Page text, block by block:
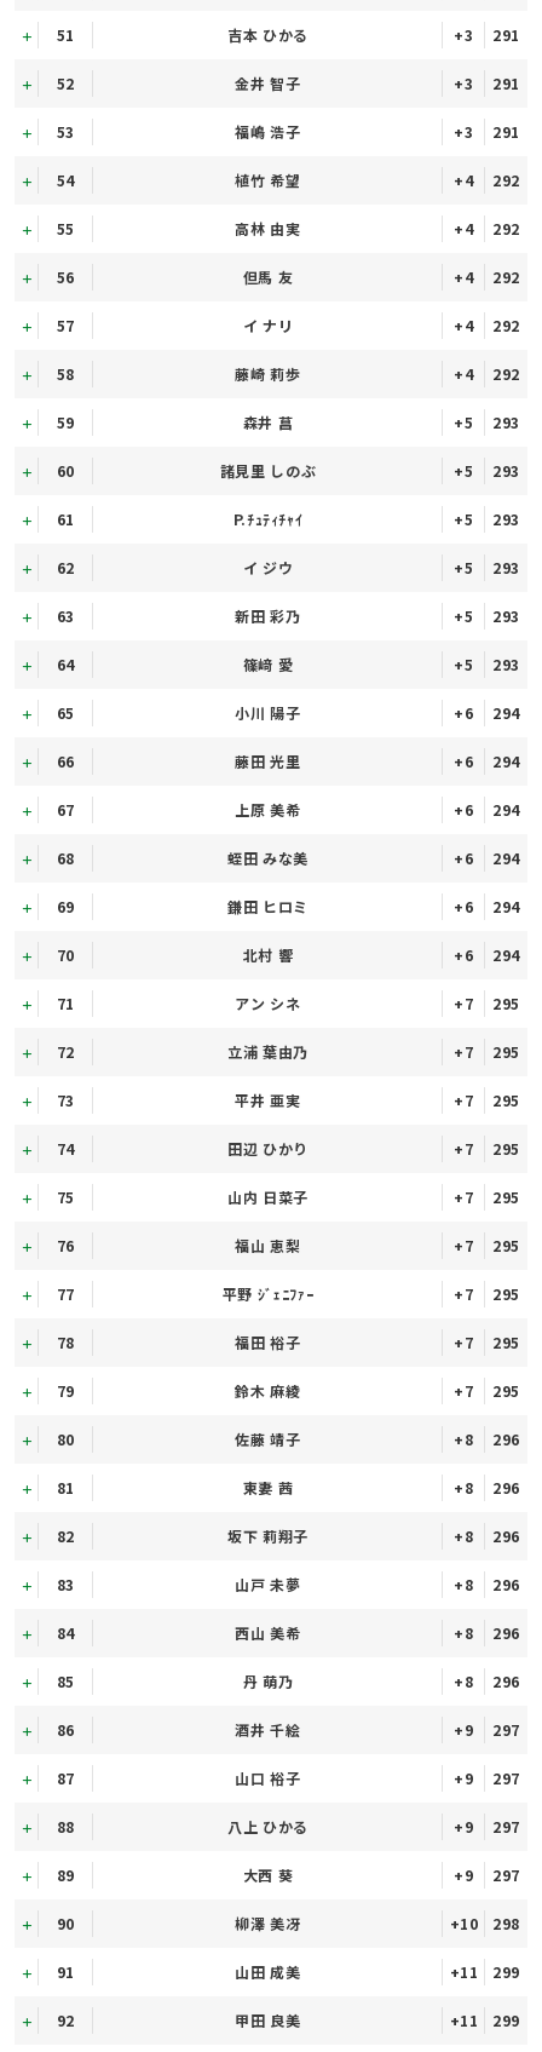
51 吉本 ひかる +3 291
52 金井 智子 +3 291
53 福嶋 浩子 +3 291
54 植竹 希望 +4 292
55 高林 由実 +4 292
56 但馬 友 +4 292
57 イ ナリ +4 292
58 藤崎 莉歩 +4 292
59 森井 菖 +5 293
60 諸見里 しのぶ +5 293
61 P.ﾁｭﾃｨﾁｬｲ +5 293
62 イ ジウ +5 293
63 新田 彩乃 +5 293
64 篠﨑 愛 +5 293
65 小川 陽子 +6 294
66 藤田 光里 +6 294
67 上原 美希 +6 294
68 蛭田 みな美 +6 294
69 鎌田 ヒロミ +6 294
70 北村 響 +6 294
71 アン シネ +7 295
72 立浦 葉由乃 +7 295
73 平井 亜実 +7 295
74 田辺 ひかり +7 295
75 山内 日菜子 +7 295
76 福山 恵梨 +7 295
77 平野 ｼﾞｪﾆﾌｧｰ +7 295
78 福田 裕子 +7 295
79 鈴木 麻綾 +7 295
80 佐藤 靖子 +8 296
81 東妻 茜 +8 296
82 坂下 莉翔子 +8 296
83 山戸 未夢 +8 296
84 西山 美希 +8 296
85 丹 萌乃 +8 296
86 酒井 千絵 +9 297
87 山口 裕子 +9 297
88 八上 ひかる +9 297
89 大西 葵 +9 297
90 柳澤 美冴 +10 298
91 山田 成美 +11 299
92 甲田 良美 +11 299